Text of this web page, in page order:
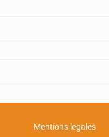
Mentions legales